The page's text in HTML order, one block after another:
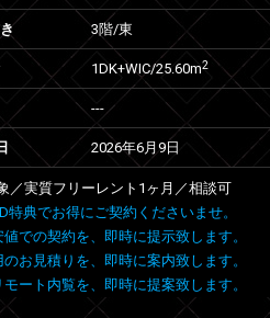
3階/東
1DK+WIC/25.60m2
---
2026年6月9日
／実質フリーレント1ヶ月／相談可
特典でお得にご契約くださいませ。
での契約を、即時に提示致します。
お見積りを、即時に案内致します。
ート内覧を、即時に提案致します。